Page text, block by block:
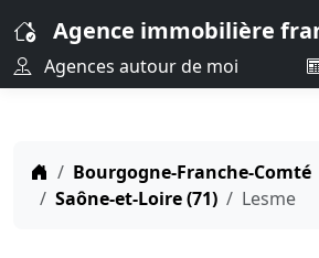
Agence immobilière
Agences autour de moi
Bourgogne-Franche-Comté
Saône-et-Loire (71)
Lesme